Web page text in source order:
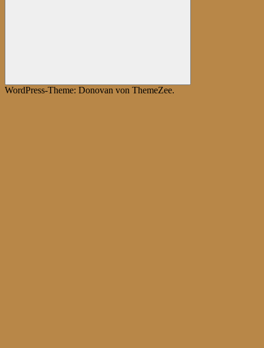
Suchen
WordPress-Theme: Donovan von ThemeZee.